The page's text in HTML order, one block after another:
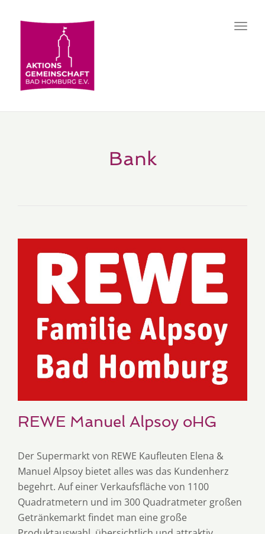
Bank
REWE Manuel Alpsoy oHG
Der Supermarkt von REWE Kaufleuten Elena &
Manuel Alpsoy bietet alles was das Kundenherz
begehrt. Auf einer Verkaufsfläche von 1100
Quadratmetern und im 300 Quadratmeter großen
Getränkemarkt findet man eine große